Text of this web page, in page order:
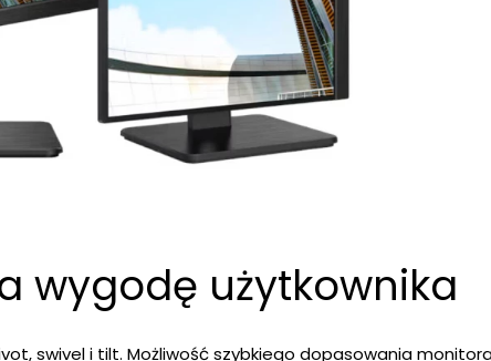
wygodę użytkownika
swivel i tilt. Możliwość szybkiego dopasowania